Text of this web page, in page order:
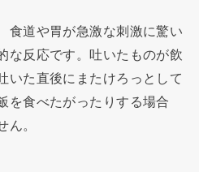
食道や胃が急激な刺激に驚い
な反応です。吐いたものが飲
いた直後にまたけろっとして
を食べたがったりする場合
ん。